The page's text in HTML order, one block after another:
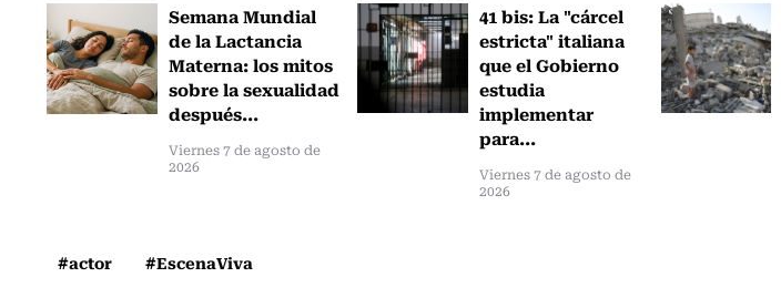
Semana Mundial
de la Lactancia
Materna: los mitos
sobre la sexualidad
después...
Viernes 7 de agosto de
2026
41 bis: La "cárcel
estricta" italiana
que el Gobierno
estudia
implementar
para...
Viernes 7 de agosto de
2026
#actor #EscenaViva